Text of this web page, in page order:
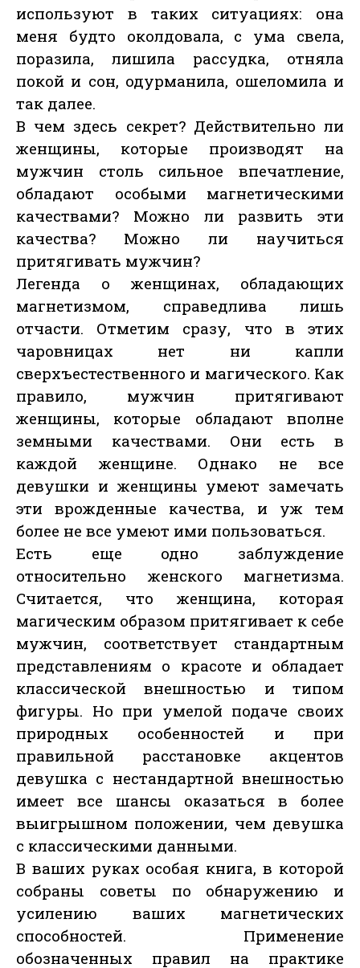
используют в таких ситуациях: она
меня будто околдовала, с ума свела,
поразила, лишила рассудка, отняла
покой и сон, одурманила, ошеломила и
так далее.
В чем здесь секрет? Действительно ли
женщины, которые производят на
мужчин столь сильное впечатление,
обладают особыми магнетическими
качествами? Можно ли развить эти
качества? Можно ли научиться
притягивать мужчин?
Легенда о женщинах, обладающих
магнетизмом, справедлива лишь
отчасти. Отметим сразу, что в этих
чаровницах нет ни капли
сверхъестественного и магического. Как
правило, мужчин притягивают
женщины, которые обладают вполне
земными качествами. Они есть в
каждой женщине. Однако не все
девушки и женщины умеют замечать
эти врожденные качества, и уж тем
более не все умеют ими пользоваться.
Есть еще одно заблуждение
относительно женского магнетизма.
Считается, что женщина, которая
магическим образом притягивает к себе
мужчин, соответствует стандартным
представлениям о красоте и обладает
классической внешностью и типом
фигуры. Но при умелой подаче своих
природных особенностей и при
правильной расстановке акцентов
девушка с нестандартной внешностью
имеет все шансы оказаться в более
выигрышном положении, чем девушка
с классическими данными.
В ваших руках особая книга, в которой
собраны советы по обнаружению и
усилению ваших магнетических
способностей. Применение
обозначенных правил на практике